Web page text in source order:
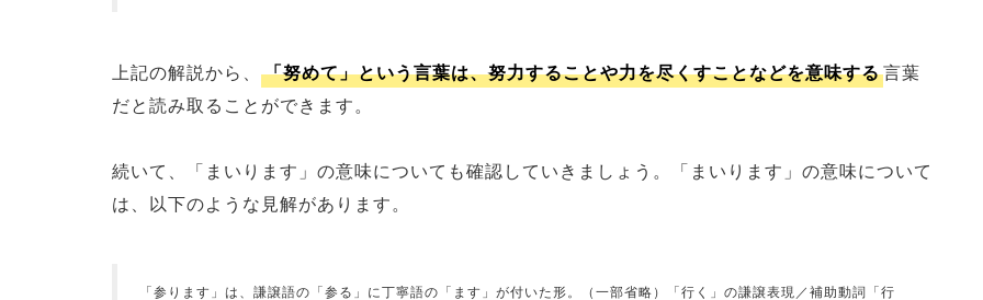
上記の解説から、 「努めて」という言葉は、努力することや力を尽くすことなどを意味する言葉
だと読み取ることができます。
続いて、「まいります」の意味についても確認していきましょう。「まいります」の意味について
は、以下のような見解があります。
「参ります」は、謙譲語の「参る」に丁寧語の「ます」が付いた形。（一部省略）「行く」の謙譲表現／補助動詞「行